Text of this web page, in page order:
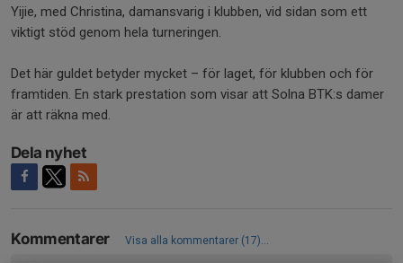
Yijie, med Christina, damansvarig i klubben, vid sidan som ett
viktigt stöd genom hela turneringen.
Det här guldet betyder mycket – för laget, för klubben och för
framtiden. En stark prestation som visar att Solna BTK:s damer
är att räkna med.
Dela nyhet
Kommentarer Visa alla kommentarer (17)...